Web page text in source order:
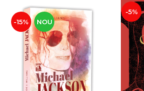
-15% NOU
-5%